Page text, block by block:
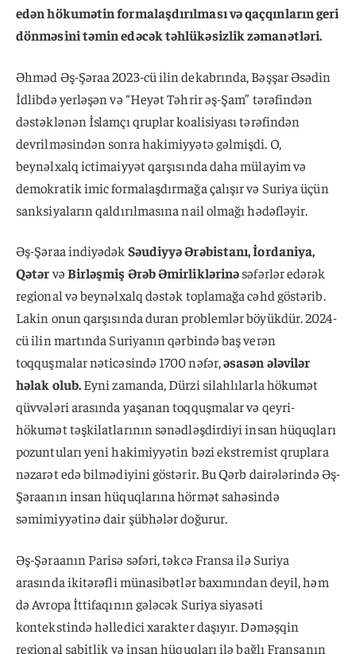
edən hökumətin formalaşdırılması və qaçqınların geri
dönməsini təmin edəcək təhlükəsizlik zəmanətləri.
Əhməd Əş-Şəraa 2023-cü ilin dekabrında, Bəşşar Əsədin
İdlibdə yerləşən və “Heyət Təhrir əş-Şam” tərəfindən
dəstəklənən İslamçı qruplar koalisiyası tərəfindən
devrilməsindən sonra hakimiyyətə gəlmişdi. O,
beynəlxalq ictimaiyyət qarşısında daha mülayim və
demokratik imic formalaşdırmağa çalışır və Suriya üçün
sanksiyaların qaldırılmasına nail olmağı hədəfləyir.
Əş-Şəraa indiyədək Səudiyyə Ərəbistanı, İordaniya,
QətərvəBirləşmiş Ərəb Əmirliklərinəsəfərlər edərək
regional və beynəlxalq dəstək toplamağa cəhd göstərib.
Lakin onun qarşısında duran problemlər böyükdür. 2024-
cü ilin martında Suriyanın qərbində baş verən
toqquşmalar nəticəsində 1700 nəfər,əsasən ələvilər
həlak olub.Eyni zamanda, Dürzi silahlılarla hökumət
qüvvələri arasında yaşanan toqquşmalar və qeyri-
hökumət təşkilatlarının sənədləşdirdiyi insan hüquqları
pozuntuları yeni hakimiyyətin bəzi ekstremist qruplara
nəzarət edə bilmədiyini göstərir. Bu Qərb dairələrində Əş-
Şəraanın insan hüquqlarına hörmət sahəsində
səmimiyyətinə dair şübhələr doğurur.
Əş-Şəraanın Parisə səfəri, təkcə Fransa ilə Suriya
arasında ikitərəfli münasibətlər baxımından deyil, həm
də Avropa İttifaqının gələcək Suriya siyasəti
kontekstində həlledici xarakter daşıyır. Dəməşqin
regional sabitlik və insan hüquqları ilə bağlı Fransanın